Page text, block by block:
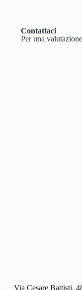
Contattaci
Per una
Via Cesare Battisti,